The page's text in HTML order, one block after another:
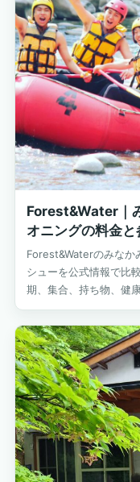
Forest&Water｜
オニングの料金
Forest&Waterのみなか
シューを公式情報で比
期、集合、持ち物、健